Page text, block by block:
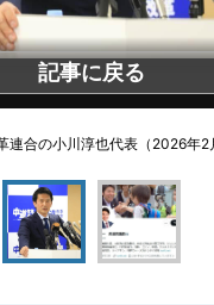
記事に戻る
連合の小川淳也代表（2026年2